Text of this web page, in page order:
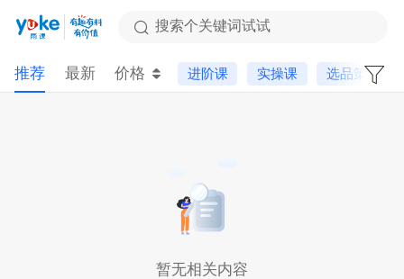
搜索个关键词试试
推荐 最新 价格 进阶课 实操课 选品策略
暂无相关内容